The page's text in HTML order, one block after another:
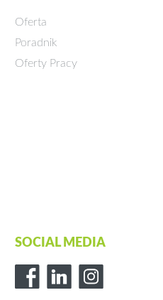
Oferta
Poradnik
Oferty Pracy
SOCIAL MEDIA